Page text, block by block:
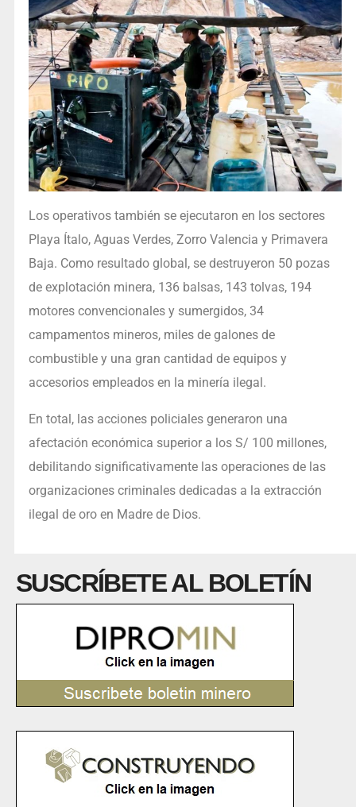
Los operativos también se ejecutaron en los sectores
Playa Ítalo, Aguas Verdes, Zorro Valencia y Primavera
Baja. Como resultado global, se destruyeron 50 pozas
de explotación minera, 136 balsas, 143 tolvas, 194
motores convencionales y sumergidos, 34
campamentos mineros, miles de galones de
combustible y una gran cantidad de equipos y
accesorios empleados en la minería ilegal.
En total, las acciones policiales generaron una
afectación económica superior a los S/ 100 millones,
debilitando significativamente las operaciones de las
organizaciones criminales dedicadas a la extracción
ilegal de oro en Madre de Dios.
SUSCRÍBETE AL BOLETÍN